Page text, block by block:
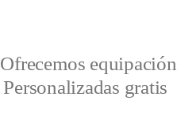
equipación
gratis